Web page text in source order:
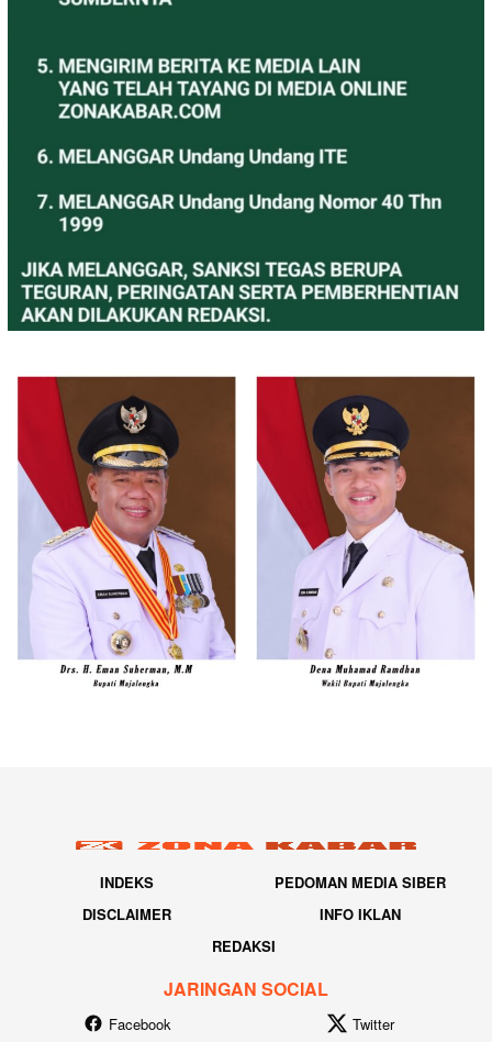
INDEKS
PEDOMAN MEDIA SIBER
DISCLAIMER
INFO IKLAN
REDAKSI
JARINGAN SOCIAL
Facebook Twitter